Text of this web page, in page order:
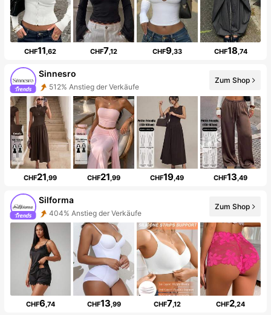
CHF11,62 CHF7,12 CHF9,33 CHF18,74
Sinnesro
512% Anstieg der Verkäufe
Zum Shop
CHF21,99 CHF21,99 CHF19,49 CHF13,49
Silforma
404% Anstieg der Verkäufe
Zum Shop
CHF6,74 CHF13,99 CHF7,12 CHF2,24